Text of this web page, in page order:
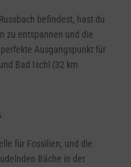
befindest, hast du
zu entspannen und die
Ausgangspunkt für
Bad Ischl (32 km
für Fossilien, und die
Bäche in der